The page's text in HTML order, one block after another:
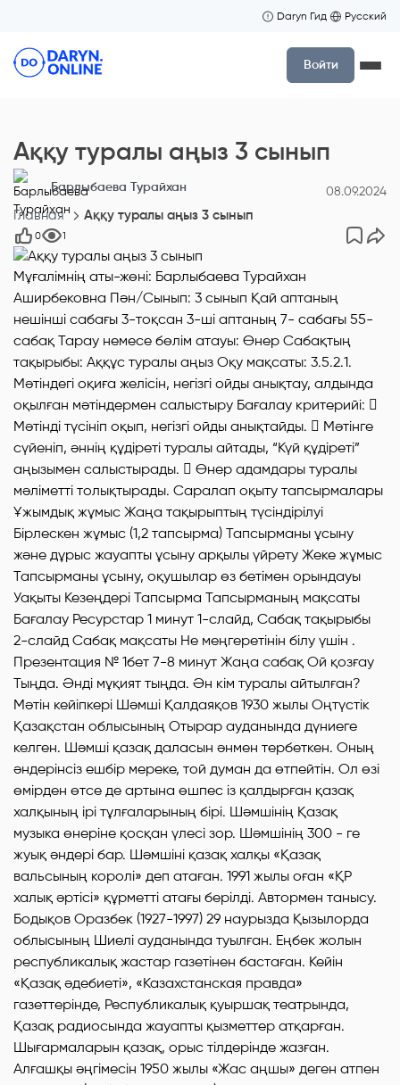
Daryn Гид Русский
Войти
Аққу туралы аңыз 3 сынып
Барлыбаева Турайхан 08.09.2024
Главная Аққу туралы аңыз 3 сынып
0 1
Мұғалімнің аты-жөні: Барлыбаева Турайхан
Аширбековна Пән/Сынып: 3 сынып Қай аптаның
нешінші сабағы 3-тоқсан 3-ші аптаның 7- сабағы 55-
сабақ Тарау немесе бөлім атауы: Өнер Сабақтың
тақырыбы: Аққұс туралы аңыз Оқу мақсаты: 3.5.2.1.
Мәтіндегі оқиға желісін, негізгі ойды анықтау, алдында
оқылған мәтіндермен салыстыру Бағалау критерийі: 
Мәтінді түсініп оқып, негізгі ойды анықтайды.  Мәтінге
сүйеніп, әннің құдіреті туралы айтады, “Күй құдіреті”
аңызымен салыстырады.  Өнер адамдары туралы
мәліметті толықтырады. Саралап оқыту тапсырмалары
Ұжымдық жұмыс Жаңа тақырыптың түсіндірілуі
Бірлескен жұмыс (1,2 тапсырма) Тапсырманы ұсыну
және дұрыс жауапты ұсыну арқылы үйрету Жеке жұмыс
Тапсырманы ұсыну, оқушылар өз бетімен орындауы
Уақыты Кезеңдері Тапсырма Тапсырманың мақсаты
Бағалау Ресурстар 1 минут 1-слайд, Сабақ тақырыбы
2-слайд Сабақ мақсаты Не меңгеретінін білу үшін .
Презентация № 1бет 7-8 минут Жаңа сабақ Ой қозғау
Тыңда. Әнді мұқият тыңда. Ән кім туралы айтылған?
Мәтін кейіпкері Шәмші Қалдаяқов 1930 жылы Оңтүстік
Қазақстан облысының Отырар ауданында дүниеге
келген. Шәмші қазақ даласын әнмен тербеткен. Оның
әндерінсіз ешбір мереке, той думан да өтпейтін. Ол өзі
өмірден өтсе де артына өшпес із қалдырған қазақ
халқының ірі тұлғаларының бірі. Шәмшінің Қазақ
музыка өнеріне қосқан үлесі зор. Шәмшінің 300 - ге
жуық әндері бар. Шәмшіні қазақ халқы «Қазақ
вальсының королі» деп атаған. 1991 жылы оған «ҚР
халық әртісі» құрметті атағы берілді. Автормен танысу.
Бодықов Оразбек (1927-1997) 29 наурызда Қызылорда
облысының Шиелі ауданында туылған. Еңбек жолын
республикалық жастар газетінен бастаған. Кейін
«Қазақ әдебиеті», «Казахстанская правда»
газеттерінде, Республикалық қуыршақ театрында,
Қазақ радиосында жауапты қызметтер атқарған.
Шығармаларын қазақ, орыс тілдерінде жазған.
Алғашқы әңгімесін 1950 жылы «Жас аңшы» деген атпен